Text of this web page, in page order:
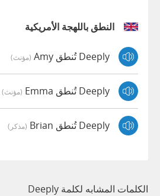
النطق باللهجة الأمريكية
Deeply تُنطق Amy (مؤنث)
Deeply تُنطق Emma (مؤنث)
Deeply تُنطق Brian (مذكر)
الكلمات المشابه لكلمة Deeply